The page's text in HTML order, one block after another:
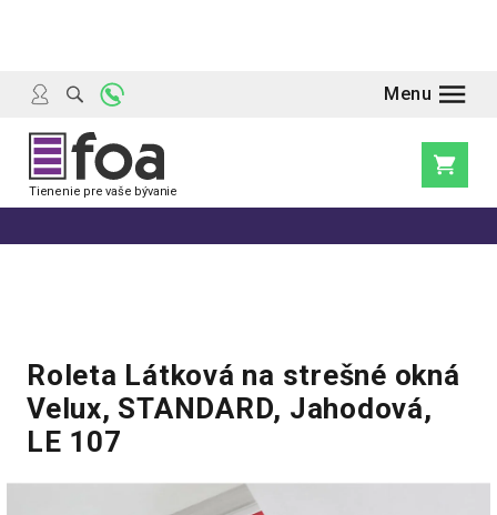
Roleta Látková na strešné okná
Velux, STANDARD, Jahodová,
LE 107